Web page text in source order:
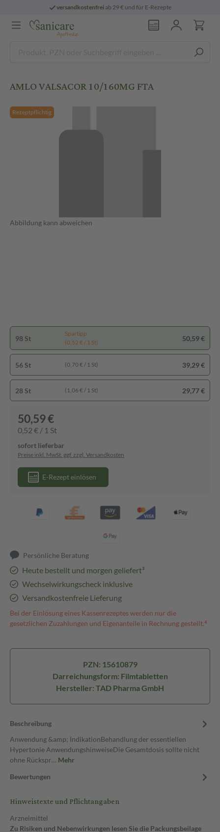
versandkostenfreiab 29 € und für E-Rezepte
AMLO VALSACOR 10/160MG FTA
Rezeptpflichtig
Abbildung kann abweichen
98 St
Spartipp
(0,52 € / 1 St)
50,59 €
56 St (0,70 € / 1 St) 39,29 €
28 St (1,06 € / 1 St) 29,77 €
50,59 €
0,52 € / 1 St
sofort lieferbar
Preise inkl. MwSt. ggf. zzgl. Versandkosten
E-Rezept einlösen
Persönliche Beratung
Heute bestellt und morgen geliefert³
Wechselwirkungscheck inklusive
Versandkostenfreie Lieferung
Bei der Einlösung eines Kassenrezeptes werden nur die
gesetzlichen Zuzahlungen und Eigenanteile in Rechnung gestellt.⁴
PZN: 15610879
Darreichungsform: Filmtabletten
Hersteller: TAD Pharma GmbH
Beschreibung
Anwendung &amp; IndikationBehandlung der essentiellen
Hypertonie AnwendungshinweiseDie Gesamtdosis sollte nicht
ohne Rückspr… Mehr
Bewertungen
Hinweistexte und Pflichtangaben
Arzneimittel
Zu Risiken und Nebenwirkungen lesen Sie die Packungsbeilage